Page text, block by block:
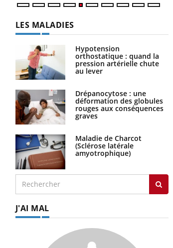
LES MALADIES
Hypotension
orthostatique : quand la
pression artérielle chute
au lever
Drépanocytose : une
déformation des globules
rouges aux conséquences
graves
Maladie de Charcot
(Sclérose latérale
amyotrophique)
J'AI MAL